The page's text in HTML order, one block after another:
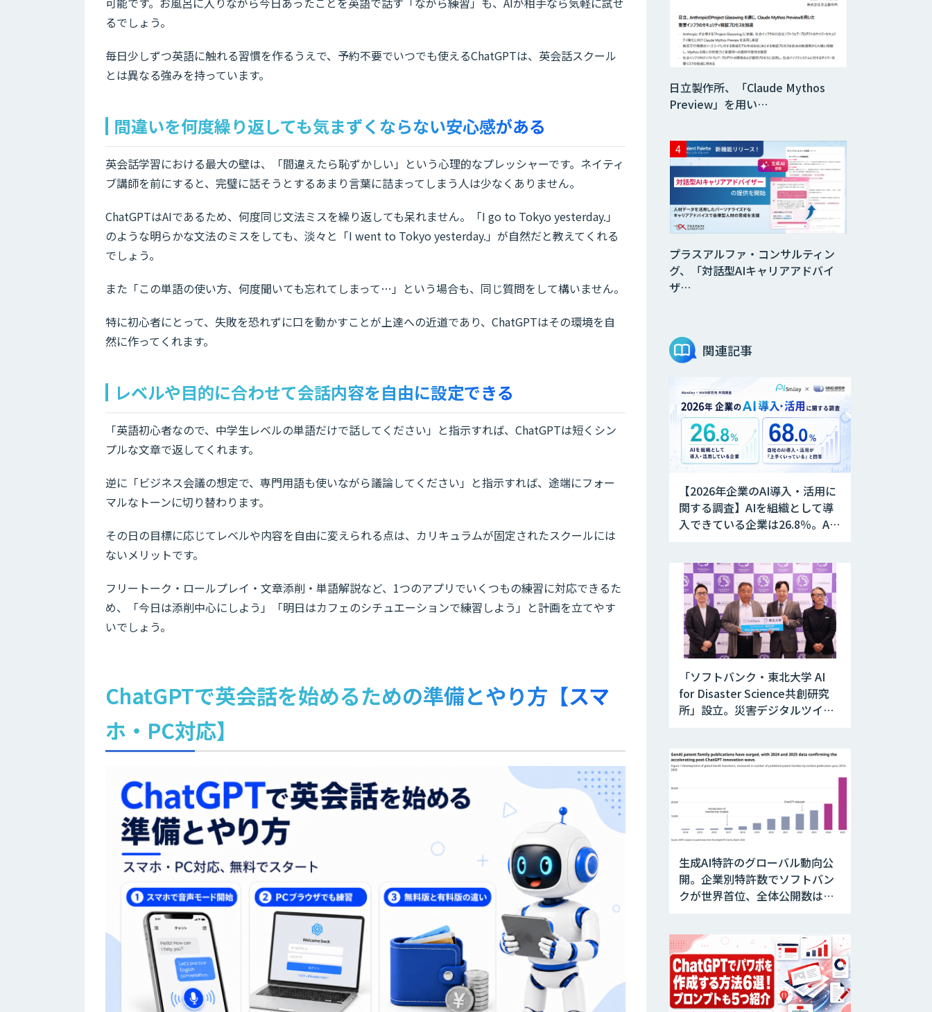
るでしょう。
毎日少しずつ英語に触れる習慣を作るうえで、予約不要でいつでも使えるChatGPTは、英会話スクール
とは異なる強みを持っています。
間違いを何度繰り返しても気まずくならない安心感がある
英会話学習における最大の壁は、「間違えたら恥ずかしい」という心理的なプレッシャーです。ネイティ
ブ講師を前にすると、完璧に話そうとするあまり言葉に詰まってしまう人は少なくありません。
ChatGPTはAIであるため、何度同じ文法ミスを繰り返しても呆れません。「I go to Tokyo yesterday.」
のような明らかな文法のミスをしても、淡々と「I went to Tokyo yesterday.」が自然だと教えてくれる
でしょう。
また「この単語の使い方、何度聞いても忘れてしまって…」という場合も、同じ質問をして構いません。
特に初心者にとって、失敗を恐れずに口を動かすことが上達への近道であり、ChatGPTはその環境を自
然に作ってくれます。
レベルや目的に合わせて会話内容を自由に設定できる
「英語初心者なので、中学生レベルの単語だけで話してください」と指示すれば、ChatGPTは短くシン
プルな文章で返してくれます。
逆に「ビジネス会議の想定で、専門用語も使いながら議論してください」と指示すれば、途端にフォー
マルなトーンに切り替わります。
その日の目標に応じてレベルや内容を自由に変えられる点は、カリキュラムが固定されたスクールには
ないメリットです。
フリートーク・ロールプレイ・文章添削・単語解説など、1つのアプリでいくつもの練習に対応できるた
め、「今日は添削中心にしよう」「明日はカフェのシチュエーションで練習しよう」と計画を立てやす
いでしょう。
ChatGPTで英会話を始めるための準備とやり方【スマ
ホ・PC対応】
日立製作所、「Claude Mythos
Preview」を用い…
プラスアルファ・コンサルティン
グ、「対話型AIキャリアアドバイ
ザ…
関連記事
【2026年企業のAI導入・活用に
関する調査】AIを組織として導
入できている企業は26.8％。AI
いる」と回答
「ソフトバンク・東北大学 AI
for Disaster Science共創研究
所」設立。災害デジタルツイン
生成AI特許のグローバル動向公
開。企業別特許数でソフトバン
クが世界首位、全体公開数は前